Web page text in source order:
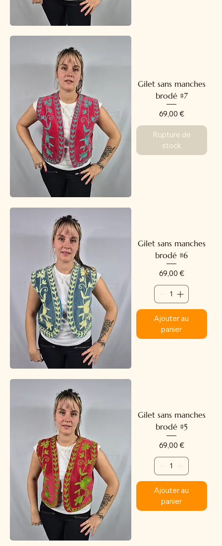
Gilet sans manches
brodé #7
Prix
69,00 €
Rupture de
stock
Gilet sans manches
brodé #6
Prix
69,00 €
Ajouter au
panier
Gilet sans manches
brodé #5
Prix
69,00 €
Ajouter au
panier